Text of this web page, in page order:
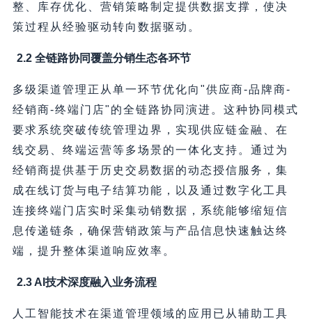
整、库存优化、营销策略制定提供数据支撑，使决
策过程从经验驱动转向数据驱动。
2.2 全链路协同覆盖分销生态各环节
多级渠道管理正从单一环节优化向"供应商-品牌商-
经销商-终端门店"的全链路协同演进。这种协同模式
要求系统突破传统管理边界，实现供应链金融、在
线交易、终端运营等多场景的一体化支持。通过为
经销商提供基于历史交易数据的动态授信服务，集
成在线订货与电子结算功能，以及通过数字化工具
连接终端门店实时采集动销数据，系统能够缩短信
息传递链条，确保营销政策与产品信息快速触达终
端，提升整体渠道响应效率。
2.3 AI技术深度融入业务流程
人工智能技术在渠道管理领域的应用已从辅助工具